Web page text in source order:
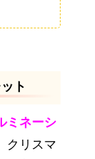
ト
ミネーシ
クリスマ